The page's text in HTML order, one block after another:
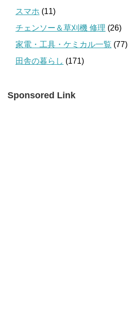
スマホ (11)
チェンソー＆草刈機 修理 (26)
家電・工具・ケミカル一覧 (77)
田舎の暮らし (171)
Sponsored Link